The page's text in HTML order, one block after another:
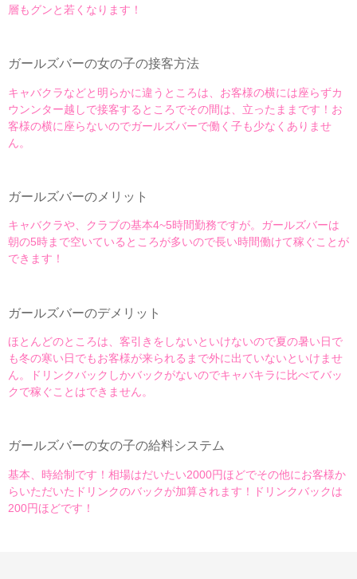
層もグンと若くなります！
ガールズバーの女の子の接客方法
キャバクラなどと明らかに違うところは、お客様の横には座らずカ
ウンンター越しで接客するところでその間は、立ったままです！お
客様の横に座らないのでガールズバーで働く子も少なくありませ
ん。
ガールズバーのメリット
キャバクラや、クラブの基本4~5時間勤務ですが。ガールズバーは
朝の5時まで空いているところが多いので長い時間働けて稼ぐことが
できます！
ガールズバーのデメリット
ほとんどのところは、客引きをしないといけないので夏の暑い日で
も冬の寒い日でもお客様が来られるまで外に出ていないといけませ
ん。ドリンクバックしかバックがないのでキャバキラに比べてバッ
クで稼ぐことはできません。
ガールズバーの女の子の給料システム
基本、時給制です！相場はだいたい2000円ほどでその他にお客様か
らいただいたドリンクのバックが加算されます！ドリンクバックは
200円ほどです！